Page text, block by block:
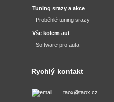
Tuning srazy a akce
Proběhlé tuning srazy
Vše kolem aut
Software pro auta
Rychlý kontakt
taox@taox.cz